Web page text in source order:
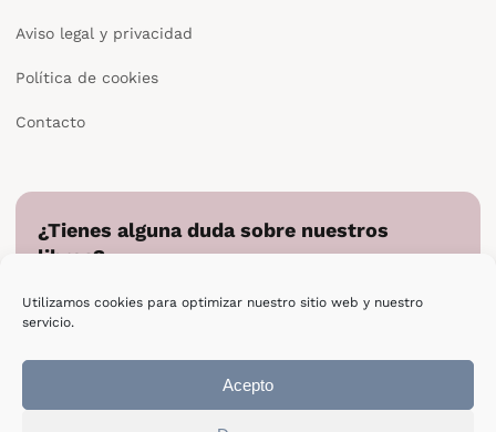
Utilizamos cookies para optimizar nuestro sitio web y nuestro
servicio.
Acepto
Aviso legal y privacidad
Política de cookies
Contacto
¿Tienes alguna duda sobre nuestros
libros?
directamente.
Escribir a Epsilon